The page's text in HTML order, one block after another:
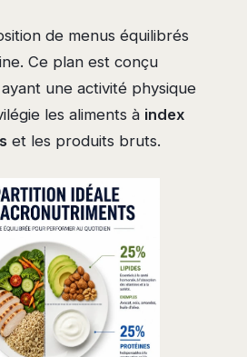
de menus équilibrés
Ce plan est conçu
une activité physique
les aliments à index
et les produits bruts.